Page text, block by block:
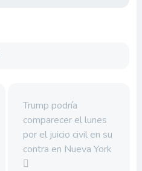
Trump podría
comparecer el lunes
por el juicio civil en su
contra en Nueva York